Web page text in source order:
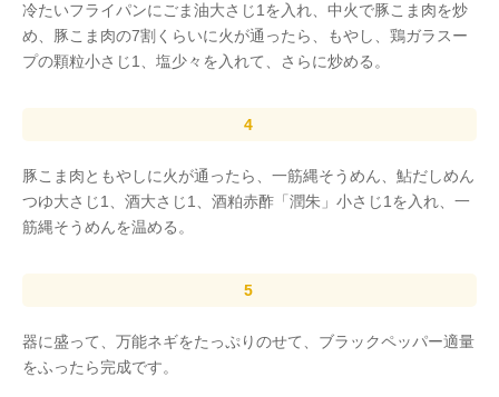
冷たいフライパンにごま油大さじ1を入れ、中火で豚こま肉を炒
め、豚こま肉の7割くらいに火が通ったら、もやし、鶏ガラスー
プの顆粒小さじ1、塩少々を入れて、さらに炒める。
豚こま肉ともやしに火が通ったら、一筋縄そうめん、鮎だしめん
つゆ大さじ1、酒大さじ1、酒粕赤酢「潤朱」小さじ1を入れ、一
筋縄そうめんを温める。
器に盛って、万能ネギをたっぷりのせて、ブラックペッパー適量
をふったら完成です。